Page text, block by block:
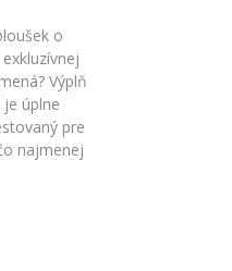
o
Výplň
úplne
pre
najmenej